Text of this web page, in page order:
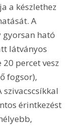
a készlethez
A
gyorsan ható
látványos
percet vesz
fogsor),
érintkezést